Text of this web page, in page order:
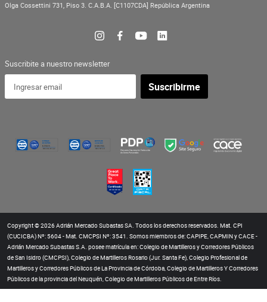
Olga Cossettini 731, Piso 3. C.A.B.A. [C1107CDA] República Argentina
Suscribite a nuestro newsletter
Suscribirme
Copyright © 2026 Adrián Mercado Subastas SA. Todos los derechos reservados. Mat. CPI
(CUCICBA) Nº: 5604 - Mat. CMCPSI Nº: 3541. Somos miembros de: CAPIPE, CAPMIN y CACE -
Adrián Mercado Subastas S.A. posee matrícula en: Colegio de Martilleros y Corredores Públicos
de San Isidro (CMCPSI), Colegio de Martilleros Rosario (Jur. Santa Fe), Colegio Profesional de
Martilleros y Corredores Públicos de La Provincia de Córdoba, Colegio de Martilleros Y Corredores
Públicos de la provincia del Neuquén, Colegio de Martilleros Públicos de Entre Ríos.